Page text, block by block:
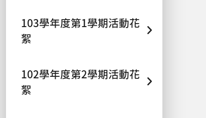
103學年度第1學期活動花
絮
102學年度第2學期活動花
絮